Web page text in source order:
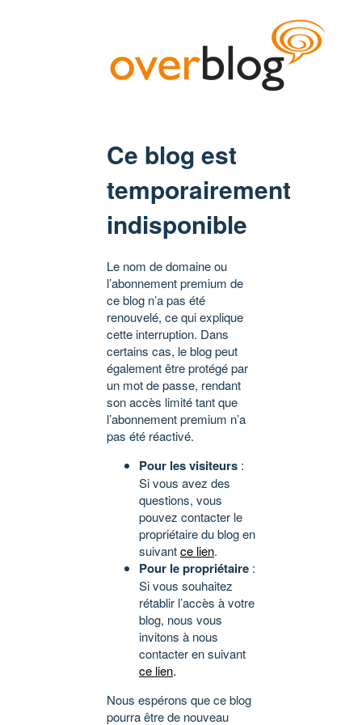
Ce blog est
temporairement
indisponible
Le nom de domaine ou
l’abonnement premium de
ce blog n’a pas été
renouvelé, ce qui explique
cette interruption. Dans
certains cas, le blog peut
également être protégé par
un mot de passe, rendant
son accès limité tant que
l’abonnement premium n’a
pas été réactivé.
Pour les visiteurs :
Si vous avez des
questions, vous
pouvez contacter le
propriétaire du blog en
suivantce lien.
Pour le propriétaire :
Si vous souhaitez
rétablir l’accès à votre
blog, nous vous
invitons à nous
contacter en suivant
ce lien.
Nous espérons que ce blog
pourra être de nouveau